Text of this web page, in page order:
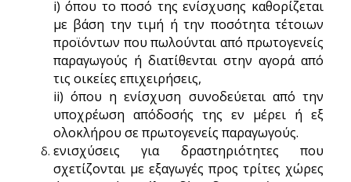
i) όπου το ποσό της ενίσχυσης καθορίζεται
με βάση την τιμή ή την ποσότητα τέτοιων
προϊόντων που πωλούνται από πρωτογενείς
παραγωγούς ή διατίθενται στην αγορά από
τις οικείες επιχειρήσεις,
ii) όπου η ενίσχυση συνοδεύεται από την
υποχρέωση απόδοσής της εν μέρει ή εξ
ολοκλήρου σε πρωτογενείς παραγωγούς.
ενισχύσεις για δραστηριότητες που
σχετίζονται με εξαγωγές προς τρίτες χώρες